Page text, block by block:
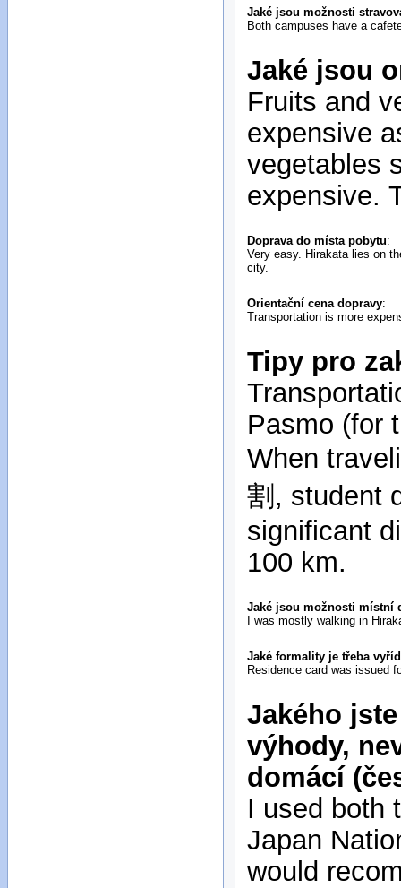
Jaké jsou možnosti
Both campuses have a
Jaké jsou
Fruits and
expensive
vegetables
expensive.
Doprava do místa pobytu:
Very easy. Hirakata lies on
city.
Orientační cena dopravy:
Transportation is more
Tipy pro
Pasmo (for
When
割, student
significant
100 km.
Jaké jsou možnosti místní
I was mostly walking in
Jaké formality je třeba
Residence card was issued
Jakého
výhody,
domácí
I used both
Japan
would